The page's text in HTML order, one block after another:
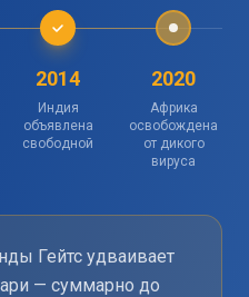
2014
Индия
объявлена
свободной
2020
Африка
освобождена
от дикого
вируса
Гейтс удваивает
— суммарно до